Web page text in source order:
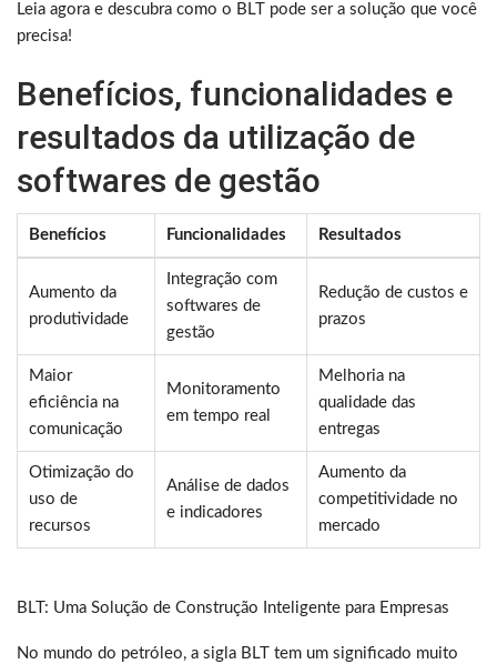
Leia agora e descubra como o BLT pode ser a solução que você
precisa!
Benefícios, funcionalidades e
resultados da utilização de
softwares de gestão
Benefícios Funcionalidades Resultados
Aumento da
produtividade
Integração com
softwares de
gestão
Redução de custos e
prazos
Maior
eficiência na
comunicação
Monitoramento
em tempo real
Melhoria na
qualidade das
entregas
Otimização do
uso de
recursos
Análise de dados
e indicadores
Aumento da
competitividade no
mercado
BLT: Uma Solução de Construção Inteligente para Empresas
No mundo do petróleo, a sigla BLT tem um significado muito